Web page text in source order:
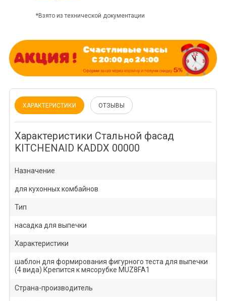
*Взято из технической документации
ХАРАКТЕРИСТИКИ ОТЗЫВЫ
Характеристики Стальной фасад
KITCHENAID KADDX 00000
Назначение
для кухонных комбайнов
Тип
насадка для выпечки
Характеристики
шаблон для формирования фигурного теста для выпечки
(4 вида) Крепится к мясорубке MUZ8FA1
Страна-производитель